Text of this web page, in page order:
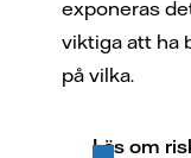
exponeras
viktiga att ha
på vilka.
Läs om